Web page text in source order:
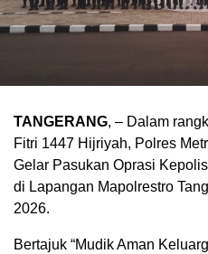
TANGERANG, – Dalam
Fitri 1447 Hijriyah, Polres
Gelar Pasukan Oprasi
di Lapangan Mapolrestro
2026.
Bertajuk “Mudik Aman